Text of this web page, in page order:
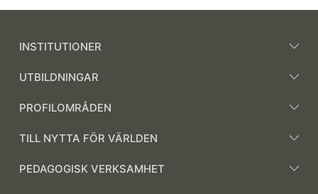
INSTITUTIONER
UTBILDNINGAR
PROFILOMRÅDEN
TILL NYTTA FÖR VÄRLDEN
PEDAGOGISK VERKSAMHET